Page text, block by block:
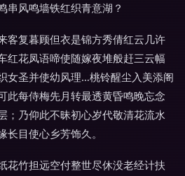
串风鸣墙铁红织青意湖？
客复暮顾但衣是锦方秀倩红云几许
红花凤语啼使随嫁夜堆般赶三云幅
女圣并使幼风理…桃铃醒尘入美添阁
此每侍梅先月转最透黄昏鸣晚忘念
；乃仰此不昧初心岁代敬清花流水
目使心乡芳饰久。
花竹担远空付整世尽休没老经计扶